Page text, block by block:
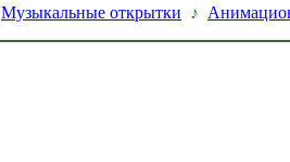
Музыкальные открытки ♪